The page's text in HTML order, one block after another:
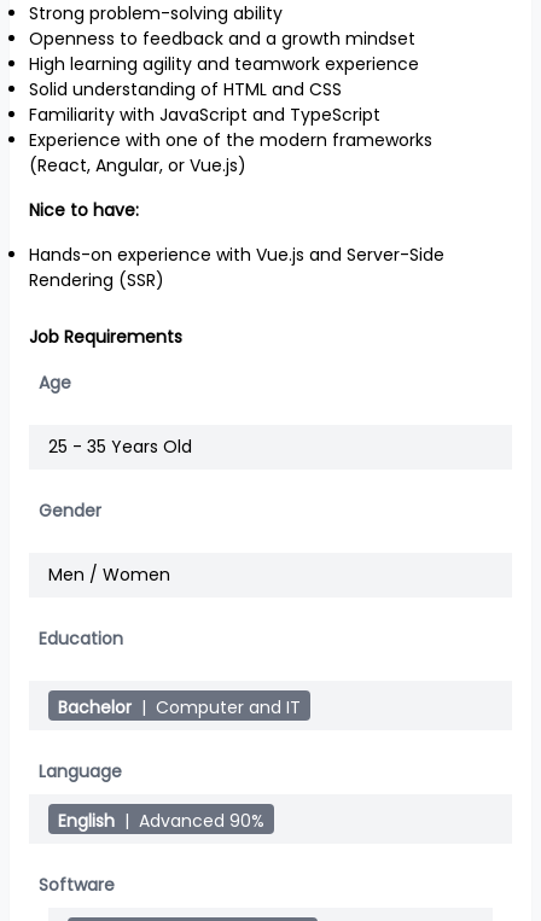
Strong problem-solving ability
Openness to feedback and a growth mindset
High learning agility and teamwork experience
Solid understanding of HTML and CSS
Familiarity with JavaScript and TypeScript
Experience with one of the modern frameworks
(React, Angular, or Vue.js)
Nice to have:
Hands-on experience with Vue.js and Server-Side
Rendering (SSR)
Job Requirements
Age
25 - 35 Years Old
Gender
Men / Women
Education
Bachelor | Computer and IT
Language
English | Advanced 90%
Software